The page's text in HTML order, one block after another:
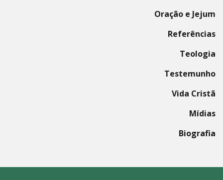
Oração e Jejum
Referências
Teologia
Testemunho
Vida Cristã
Mídias
Biografia